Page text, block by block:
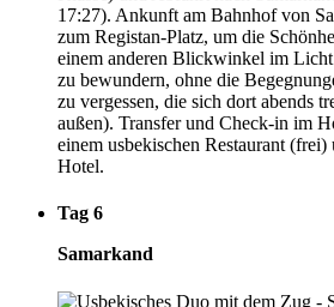
17:27). Ankunft am Bahnhof von
zum Registan-Platz, um die
einem anderen Blickwinkel im Licht
zu bewundern, ohne die
zu vergessen, die sich dort abends
außen). Transfer und Check-in im
einem usbekischen Restaurant
Hotel.
Tag 6
Samarkand